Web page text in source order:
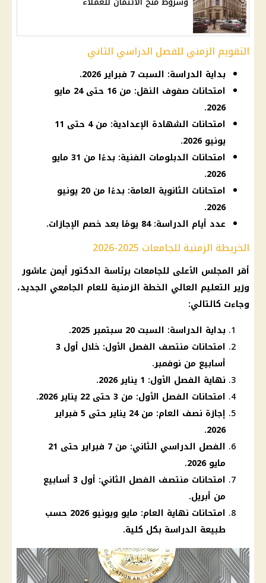
التقويم الزمني للفصل الدراسي الثاني
بداية الدراسة: السبت 7 فبراير 2026.
امتحانات صفوف النقل: من 16 حتى 24 مايو
2026.
امتحانات الشهادة الإعدادية: من 4 حتى 11
يونيو 2026.
امتحانات الدبلومات الفنية: بدءًا من 31 مايو
2026.
امتحانات الثانوية العامة: بدءًا من 20 يونيو
2026.
عدد أيام الدراسة: 84 يومًا بعد خصم الإجازات.
الخريطة الزمنية للجامعات 2025-2026
أقر المجلس الأعلى للجامعات برئاسة الدكتور أيمن عاشور
وزير التعليم العالي الخطة الزمنية للعام الجامعي الجديد،
وجاءت كالتالي:
بداية الدراسة: السبت 20 سبتمبر 2025.
امتحانات منتصف الفصل الأول: خلال أول 3
أسابيع من نوفمبر.
نهاية الفصل الأول: 1 يناير 2026.
امتحانات الفصل الأول: من 3 حتى 22 يناير 2026.
إجازة نصف العام: من 24 يناير حتى 5 فبراير
2026.
الفصل الدراسي الثاني: من 7 فبراير حتى 21
مايو 2026.
امتحانات منتصف الفصل الثاني: أول 3 أسابيع
من أبريل.
امتحانات نهاية العام: مايو ويونيو 2026 حسب
طبيعة الدراسة بكل كلية.